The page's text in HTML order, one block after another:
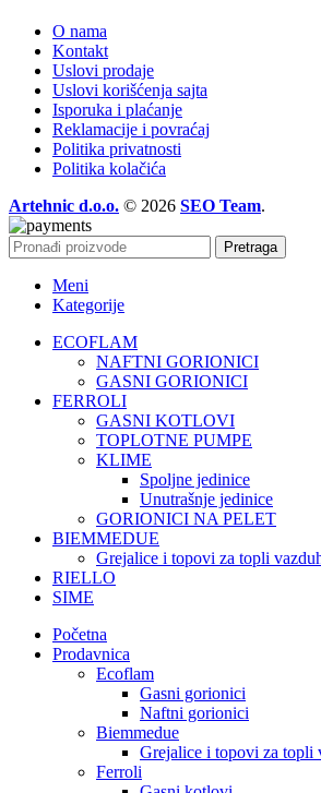
O nama
Kontakt
Uslovi prodaje
Uslovi korišćenja sajta
Isporuka i plaćanje
Reklamacije i povraćaj
Politika privatnosti
Politika kolačića
Artehnic d.o.o. © 2026 SEO Team.
Pretraga
Meni
Kategorije
ECOFLAM
NAFTNI GORIONICI
GASNI GORIONICI
FERROLI
GASNI KOTLOVI
TOPLOTNE PUMPE
KLIME
Spoljne jedinice
Unutrašnje jedinice
GORIONICI NA PELET
BIEMMEDUE
Grejalice i topovi za topli
RIELLO
SIME
Početna
Prodavnica
Ecoflam
Gasni gorionici
Naftni gorionici
Biemmedue
Grejalice i topovi za topli
Ferroli